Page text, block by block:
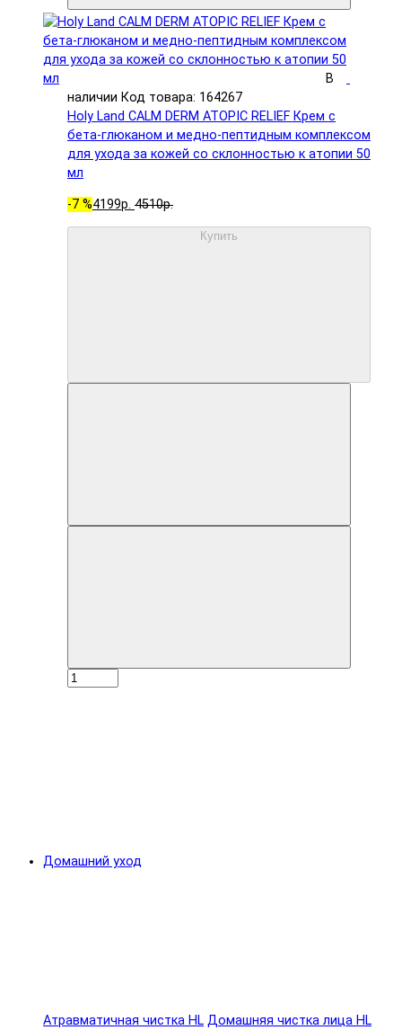
В
наличии Код товара: 164267
Holy Land CALM DERM ATOPIC RELIEF Крем с
бета-глюканом и медно-пептидным комплексом
для ухода за кожей со склонностью к атопии 50
мл
-7 %4199р. 4510р.
Купить
Домашний уход
Атравматичная чистка HL Домашняя чистка лица HL